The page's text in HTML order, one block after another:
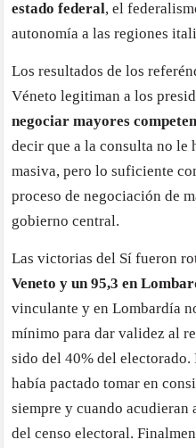
estado federal, el
autonomía a las regiones
Los resultados de los
Véneto legitiman a los
negociar mayores
decir que a la consulta no le
masiva, pero lo suficiente
proceso de negociación de
gobierno central.
Las victorias del Sí fueron
Veneto y un 95,3 en
vinculante y en Lombardía
mínimo para dar validez al
sido del 40% del electorado.
había pactado tomar en
siempre y cuando acudieran
del censo electoral.